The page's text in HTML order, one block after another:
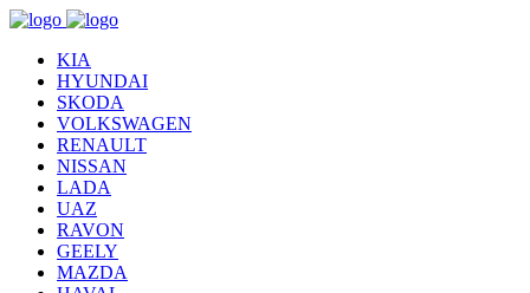
KIA
HYUNDAI
SKODA
VOLKSWAGEN
RENAULT
NISSAN
LADA
UAZ
RAVON
GEELY
MAZDA